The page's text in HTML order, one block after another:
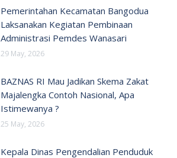
Pemerintahan Kecamatan Bangodua
Laksanakan Kegiatan Pembinaan
Administrasi Pemdes Wanasari
29 May, 2026
BAZNAS RI Mau Jadikan Skema Zakat
Majalengka Contoh Nasional, Apa
Istimewanya ?
25 May, 2026
Kepala Dinas Pengendalian Penduduk